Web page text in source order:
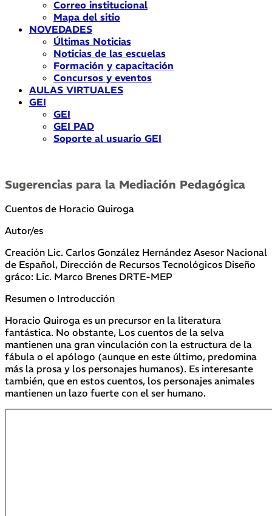
Correo institucional
Mapa del sitio
NOVEDADES
Últimas Noticias
Noticias de las escuelas
Formación y capacitación
Concursos y eventos
AULAS VIRTUALES
GEI
GEI
GEI PAD
Soporte al usuario GEI
Sugerencias para la Mediación Pedagógica
Cuentos de Horacio Quiroga
Autor/es
Creación Lic. Carlos González Hernández Asesor Nacional
de Español, Dirección de Recursos Tecnológicos Diseño
gráco: Lic. Marco Brenes DRTE-MEP
Resumen o Introducción
Horacio Quiroga es un precursor en la literatura
fantástica. No obstante, Los cuentos de la selva
mantienen una gran vinculación con la estructura de la
fábula o el apólogo (aunque en este último, predomina
más la prosa y los personajes humanos). Es interesante
también, que en estos cuentos, los personajes animales
mantienen un lazo fuerte con el ser humano.